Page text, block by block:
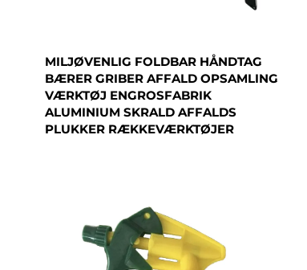
MILJØVENLIG FOLDBAR HÅNDTAG
BÆRER GRIBER AFFALD OPSAMLING
VÆRKTØJ ENGROSFABRIK
ALUMINIUM SKRALD AFFALDS
PLUKKER RÆKKEVÆRKTØJER